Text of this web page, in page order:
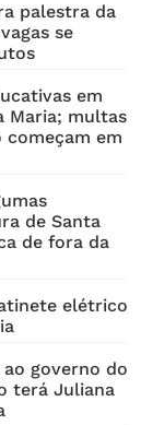
palestra da
se
em
Maria; multas
em
de Santa
de fora da
elétrico
governo do
terá Juliana